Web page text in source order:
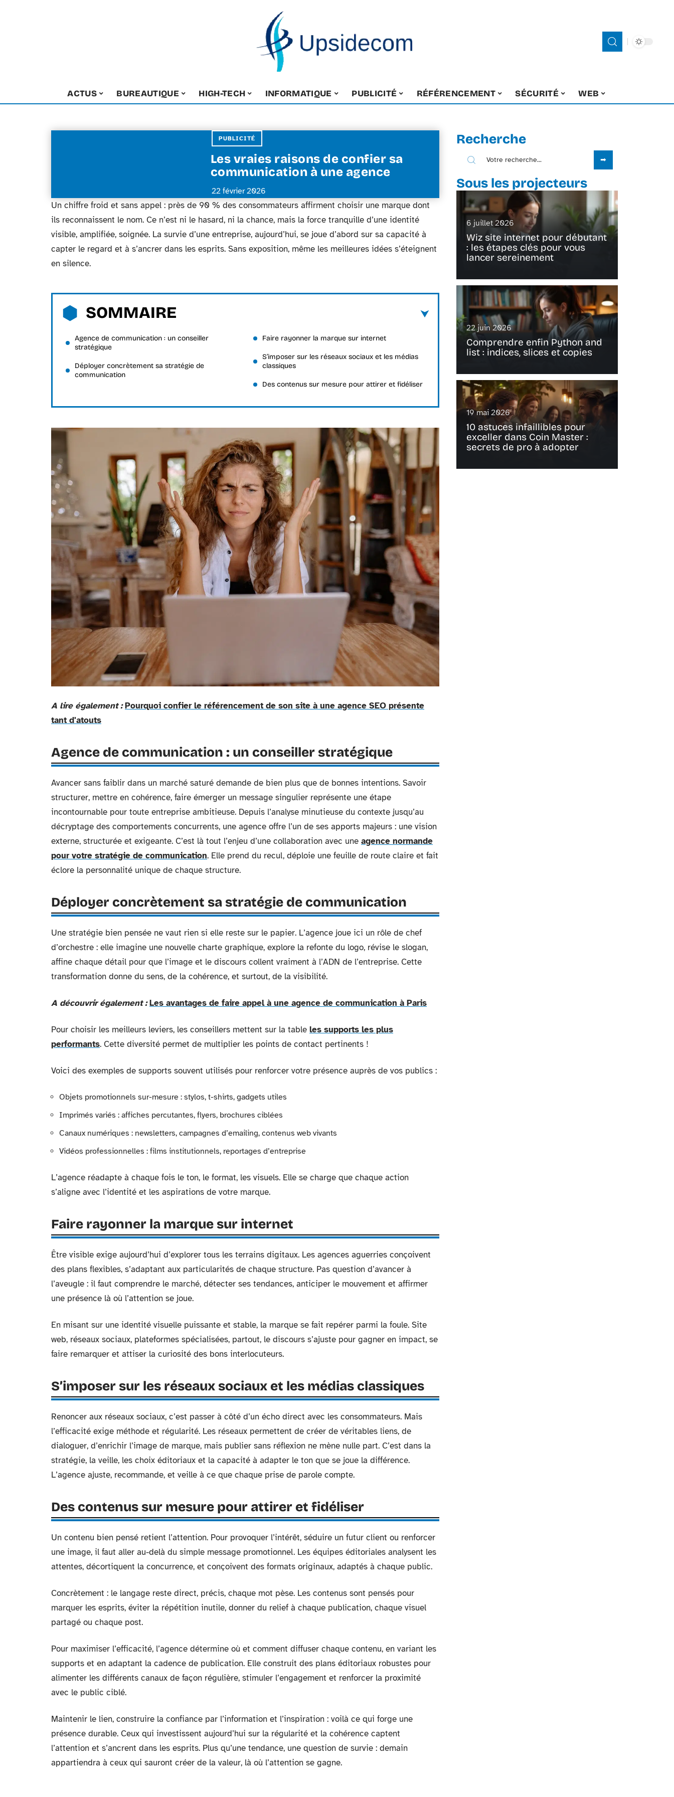
ACTUS BUREAUTIQUE HIGH-TECH INFORMATIQUE PUBLICITÉ RÉFÉRENCEMENT SÉCURITÉ WEB
PUBLICITÉ
Les vraies raisons de confier sa
communication à une agence
22 février 2026
Un chiffre froid et sans appel : près de 90 % des consommateurs affirment choisir une marque dont
ils reconnaissent le nom. Ce n’est ni le hasard, ni la chance, mais la force tranquille d’une identité
visible, amplifiée, soignée. La survie d’une entreprise, aujourd’hui, se joue d’abord sur sa capacité à
capter le regard et à s’ancrer dans les esprits. Sans exposition, même les meilleures idées s’éteignent
en silence.
SOMMAIRE
Agence de communication : un conseiller
stratégique
Déployer concrètement sa stratégie de
communication
Faire rayonner la marque sur internet
S’imposer sur les réseaux sociaux et les médias
classiques
Des contenus sur mesure pour attirer et fidéliser
A lire également : Pourquoi confier le référencement de son site à une agence SEO présente
tant d'atouts
Agence de communication : un conseiller stratégique
Avancer sans faiblir dans un marché saturé demande de bien plus que de bonnes intentions. Savoir
structurer, mettre en cohérence, faire émerger un message singulier représente une étape
incontournable pour toute entreprise ambitieuse. Depuis l’analyse minutieuse du contexte jusqu’au
décryptage des comportements concurrents, une agence offre l’un de ses apports majeurs : une vision
externe, structurée et exigeante. C’est là tout l’enjeu d’une collaboration avec une agence normande
pour votre stratégie de communication. Elle prend du recul, déploie une feuille de route claire et fait
éclore la personnalité unique de chaque structure.
Déployer concrètement sa stratégie de communication
Une stratégie bien pensée ne vaut rien si elle reste sur le papier. L’agence joue ici un rôle de chef
d’orchestre : elle imagine une nouvelle charte graphique, explore la refonte du logo, révise le slogan,
affine chaque détail pour que l’image et le discours collent vraiment à l’ADN de l’entreprise. Cette
transformation donne du sens, de la cohérence, et surtout, de la visibilité.
A découvrir également : Les avantages de faire appel à une agence de communication à Paris
Pour choisir les meilleurs leviers, les conseillers mettent sur la table les supports les plus
performants. Cette diversité permet de multiplier les points de contact pertinents !
Voici des exemples de supports souvent utilisés pour renforcer votre présence auprès de vos publics :
Objets promotionnels sur-mesure : stylos, t-shirts, gadgets utiles
Imprimés variés : affiches percutantes, flyers, brochures ciblées
Canaux numériques : newsletters, campagnes d’emailing, contenus web vivants
Vidéos professionnelles : films institutionnels, reportages d’entreprise
L’agence réadapte à chaque fois le ton, le format, les visuels. Elle se charge que chaque action
s’aligne avec l’identité et les aspirations de votre marque.
Faire rayonner la marque sur internet
Être visible exige aujourd’hui d’explorer tous les terrains digitaux. Les agences aguerries conçoivent
des plans flexibles, s’adaptant aux particularités de chaque structure. Pas question d’avancer à
l’aveugle : il faut comprendre le marché, détecter ses tendances, anticiper le mouvement et affirmer
une présence là où l’attention se joue.
En misant sur une identité visuelle puissante et stable, la marque se fait repérer parmi la foule. Site
web, réseaux sociaux, plateformes spécialisées, partout, le discours s’ajuste pour gagner en impact, se
faire remarquer et attiser la curiosité des bons interlocuteurs.
S’imposer sur les réseaux sociaux et les médias classiques
Renoncer aux réseaux sociaux, c’est passer à côté d’un écho direct avec les consommateurs. Mais
l’efficacité exige méthode et régularité. Les réseaux permettent de créer de véritables liens, de
dialoguer, d’enrichir l’image de marque, mais publier sans réflexion ne mène nulle part. C’est dans la
stratégie, la veille, les choix éditoriaux et la capacité à adapter le ton que se joue la différence.
L’agence ajuste, recommande, et veille à ce que chaque prise de parole compte.
Des contenus sur mesure pour attirer et fidéliser
Un contenu bien pensé retient l’attention. Pour provoquer l’intérêt, séduire un futur client ou renforcer
une image, il faut aller au-delà du simple message promotionnel. Les équipes éditoriales analysent les
attentes, décortiquent la concurrence, et conçoivent des formats originaux, adaptés à chaque public.
Concrètement : le langage reste direct, précis, chaque mot pèse. Les contenus sont pensés pour
marquer les esprits, éviter la répétition inutile, donner du relief à chaque publication, chaque visuel
partagé ou chaque post.
Pour maximiser l’efficacité, l’agence détermine où et comment diffuser chaque contenu, en variant les
supports et en adaptant la cadence de publication. Elle construit des plans éditoriaux robustes pour
alimenter les différents canaux de façon régulière, stimuler l’engagement et renforcer la proximité
avec le public ciblé.
Maintenir le lien, construire la confiance par l’information et l’inspiration : voilà ce qui forge une
présence durable. Ceux qui investissent aujourd’hui sur la régularité et la cohérence captent
l’attention et s’ancrent dans les esprits. Plus qu’une tendance, une question de survie : demain
appartiendra à ceux qui sauront créer de la valeur, là où l’attention se gagne.
Recherche
Sous les projecteurs
6 juillet 2026
Wiz site internet pour débutant
: les étapes clés pour vous
lancer sereinement
22 juin 2026
Comprendre enfin Python and
list : indices, slices et copies
19 mai 2026
10 astuces infaillibles pour
exceller dans Coin Master :
secrets de pro à adopter